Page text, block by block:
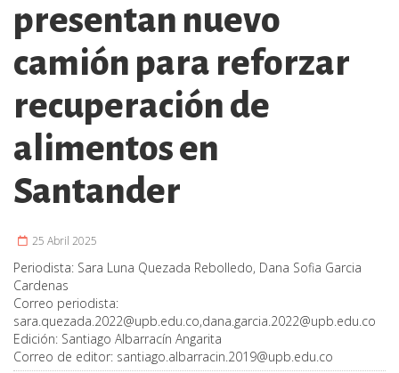
presentan nuevo
camión para reforzar
recuperación de
alimentos en
Santander
25 Abril 2025
Periodista: Sara Luna Quezada Rebolledo, Dana Sofia Garcia
Cardenas
Correo periodista:
sara.quezada.2022@upb.edu.co,dana.garcia.2022@upb.edu.co
Edición: Santiago Albarracín Angarita
Correo de editor: santiago.albarracin.2019@upb.edu.co